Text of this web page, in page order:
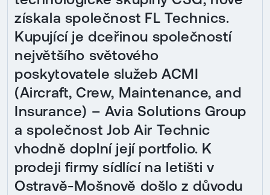
získala společnost FL Technics.
Kupující je dceřinou společností
největšího světového
poskytovatele služeb ACMI
(Aircraft, Crew, Maintenance, and
Insurance) – Avia Solutions Group
a společnost Job Air Technic
vhodně doplní její portfolio. K
prodeji firmy sídlící na letišti v
Ostravě-Mošnově došlo z důvodu